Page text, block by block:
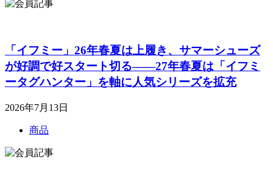
「イフミー」26年春夏は上履き、サマーシューズ
が好調で好スタート切る――27年春夏は「イフミ
ータグハンター」を軸に人気シリーズを拡充
2026年7月13日
商品